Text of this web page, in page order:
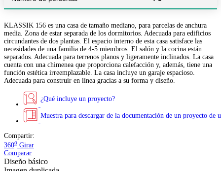
KLASSIK 156 es una casa de tamaño mediano, para parcelas de anchura
media. Zona de estar separada de los dormitorios. Adecuada para edificios
circundantes de dos plantas. El espacio interno de esta casa satisface las
necesidades de una familia de 4-5 miembros. El salón y la cocina están
separados. Adecuada para terrenos planos y ligeramente inclinados. La casa
cuenta con una chimenea que proporciona calefacción y, además, tiene una
función estética irreemplazable. La casa incluye un garaje espacioso.
Adecuada para construir en línea gracias a su forma y diseño.
¿Qué incluye un proyecto?
Muestra para descargar de la documentación de un proyecto de
Compartir:
360o Girar
Comparar
Diseño básico